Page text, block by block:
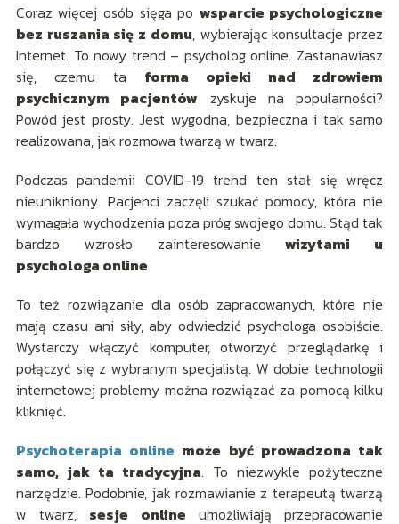
Coraz więcej osób sięga po wsparcie psychologiczne
bez ruszania się z domu, wybierając konsultacje przez
Internet. To nowy trend – psycholog online. Zastanawiasz
się, czemu ta forma opieki nad zdrowiem
psychicznym pacjentów zyskuje na popularności?
Powód jest prosty. Jest wygodna, bezpieczna i tak samo
realizowana, jak rozmowa twarzą w twarz.
Podczas pandemii COVID-19 trend ten stał się wręcz
nieunikniony. Pacjenci zaczęli szukać pomocy, która nie
wymagała wychodzenia poza próg swojego domu. Stąd tak
bardzo wzrosło zainteresowaniewizytami u
psychologa online.
To też rozwiązanie dla osób zapracowanych, które nie
mają czasu ani siły, aby odwiedzić psychologa osobiście.
Wystarczy włączyć komputer, otworzyć przeglądarkę i
połączyć się z wybranym specjalistą. W dobie technologii
internetowej problemy można rozwiązać za pomocą kilku
kliknięć.
Psychoterapia online może być prowadzona tak
samo, jak ta tradycyjna. To niezwykle pożyteczne
narzędzie. Podobnie, jak rozmawianie z terapeutą twarzą
w twarz, sesje online umożliwiają przepracowanie